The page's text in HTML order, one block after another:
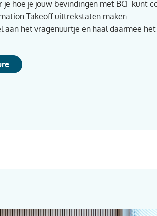
hoe je jouw bevindingen met BCF kunt
Takeoff uittrekstaten maken.
aan het vragenuurtje en haal daarmee